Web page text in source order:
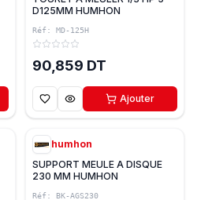
D125MM HUMHON
Réf: MD-125H
90,859 DT
Ajouter
humhon
SUPPORT MEULE A DISQUE
230 MM HUMHON
Réf: BK-AGS230